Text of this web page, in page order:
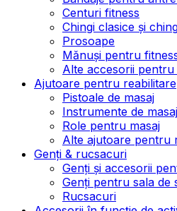
Centuri fitness
Chingi clasice și
Prosoape
Mănuși pentru
Alte accesorii
Ajutoare pentru reabilitare
Pistoale de masaj
Instrumente de masaj
Role pentru masaj
Alte ajutoare pentru
Genți & rucsacuri
Genți și accesorii
Genți pentru sala de
Rucsacuri